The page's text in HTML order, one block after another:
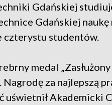
Gdańskiej
Gdańskiej naukę
czterystu studentów.
medal
za najlepszą
uświetnił Akademicki